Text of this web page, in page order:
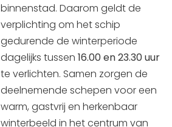
binnenstad. Daarom geldt de
verplichting om het schip
gedurende de winterperiode
dagelijks tussen 16.00 en 23.30 uur
te verlichten. Samen zorgen de
deelnemende schepen voor een
warm, gastvrij en herkenbaar
winterbeeld in het centrum van